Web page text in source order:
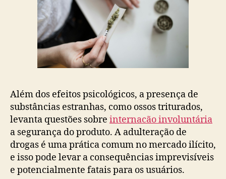
Além dos efeitos psicológicos, a presença de
substâncias estranhas, como ossos triturados,
levanta questões sobre internacão involuntária
a segurança do produto. A adulteração de
drogas é uma prática comum no mercado ilícito,
e isso pode levar a consequências imprevisíveis
e potencialmente fatais para os usuários.